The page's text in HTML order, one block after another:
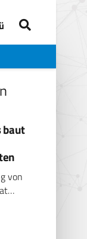
baut
von